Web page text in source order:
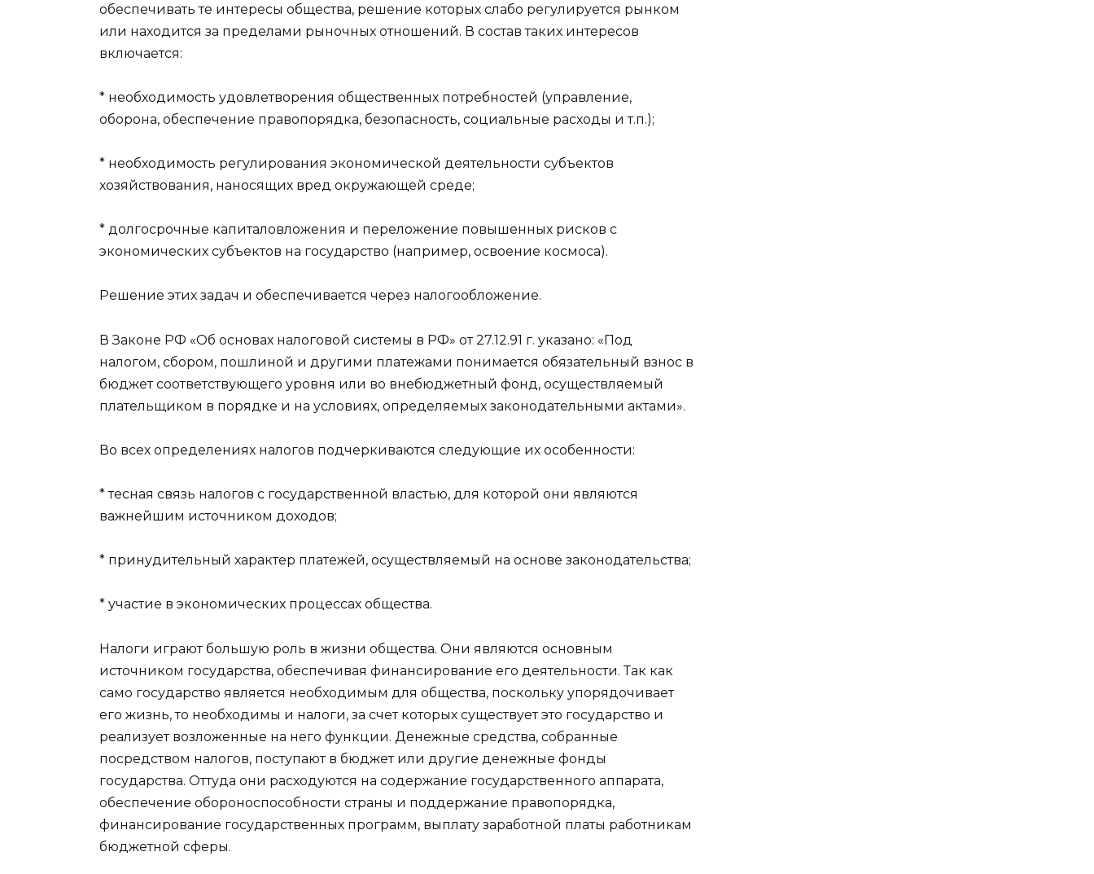
обеспечивать те интересы общества, решение которых слабо регулируется рынком
или находится за пределами рыночных отношений. В состав таких интересов
включается:
* необходимость удовлетворения общественных потребностей (управление,
оборона, обеспечение правопорядка, безопасность, социальные расходы и т.п.);
* необходимость регулирования экономической деятельности субъектов
хозяйствования, наносящих вред окружающей среде;
* долгосрочные капиталовложения и переложение повышенных рисков с
экономических субъектов на государство (например, освоение космоса).
Решение этих задач и обеспечивается через налогообложение.
В Законе РФ «Об основах налоговой системы в РФ» от 27.12.91 г. указано: «Под
налогом, сбором, пошлиной и другими платежами понимается обязательный взнос в
бюджет соответствующего уровня или во внебюджетный фонд, осуществляемый
плательщиком в порядке и на условиях, определяемых законодательными актами».
Во всех определениях налогов подчеркиваются следующие их особенности:
* тесная связь налогов с государственной властью, для которой они являются
важнейшим источником доходов;
* принудительный характер платежей, осуществляемый на основе законодательства;
* участие в экономических процессах общества.
Налоги играют большую роль в жизни общества. Они являются основным
источником государства, обеспечивая финансирование его деятельности. Так как
само государство является необходимым для общества, поскольку упорядочивает
его жизнь, то необходимы и налоги, за счет которых существует это государство и
реализует возложенные на него функции. Денежные средства, собранные
посредством налогов, поступают в бюджет или другие денежные фонды
государства. Оттуда они расходуются на содержание государственного аппарата,
обеспечение обороноспособности страны и поддержание правопорядка,
финансирование государственных программ, выплату заработной платы работникам
бюджетной сферы.